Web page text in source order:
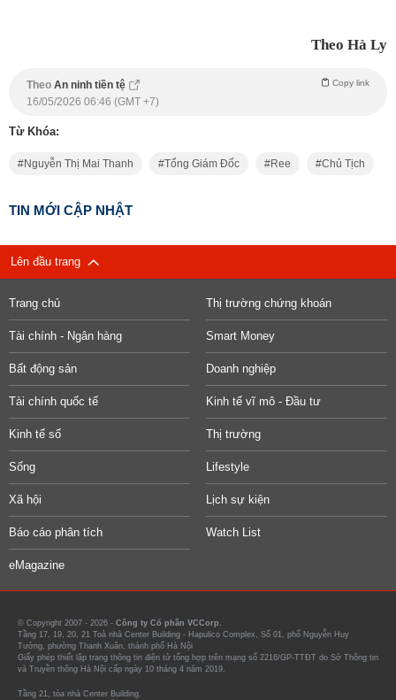
Theo Hà Ly
Theo An ninh tiền tệ Copy link
16/05/2026 06:46 (GMT +7)
Từ Khóa:
Nguyễn Thị Mai Thanh Tổng Giám Đốc Ree Chủ Tịch
TIN MỚI CẬP NHẬT
Lên đầu trang
Trang chủ Thị trường chứng khoán
Tài chính - Ngân hàng Smart Money
Bất động sản Doanh nghiệp
Tài chính quốc tế Kinh tế vĩ mô - Đầu tư
Kinh tế số Thị trường
Sống Lifestyle
Xã hội Lịch sự kiện
Báo cáo phân tích Watch List
eMagazine
© Copyright 2007 - 2026 - Công ty Cổ phần VCCorp.
Tầng 17, 19, 20, 21 Toà nhà Center Building - Hapulico Complex, Số 01, phố Nguyễn Huy
Tưởng, phường Thanh Xuân, thành phố Hà Nội
Giấy phép thiết lập trang thông tin điện tử tổng hợp trên mạng số 2216/GP-TTĐT do Sở Thông tin
và Truyền thông Hà Nội cấp ngày 10 tháng 4 năm 2019.
Tầng 21, tòa nhà Center Building.